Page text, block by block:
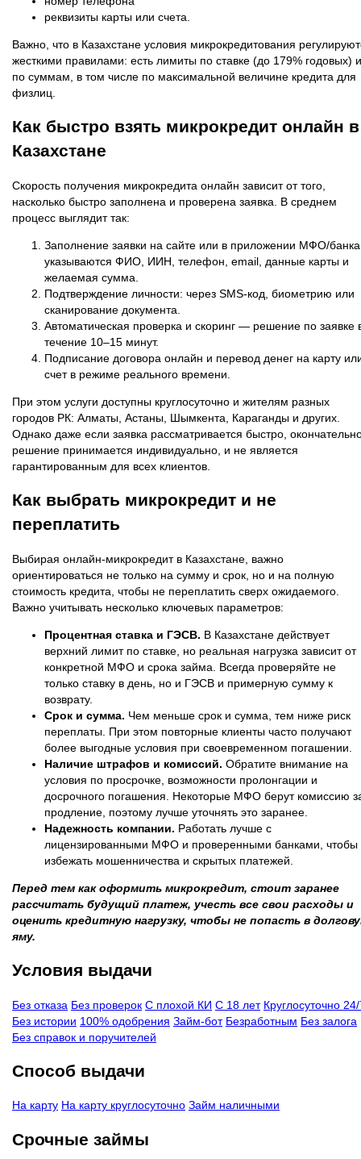
реквизиты карты или счета.
Важно, что в Казахстане условия микрокредитования
жесткими правилами: есть лимиты по ставке (до 179% годовых) и
по суммам, в том числе по максимальной величине кредита для
физлиц.
Как быстро взять микрокредит онлайн в
Казахстане
Скорость получения микрокредита онлайн зависит от того,
насколько быстро заполнена и проверена заявка. В среднем
процесс выглядит так:
Заполнение заявки на сайте или в приложении МФО/
указываются ФИО, ИИН, телефон, email, данные карты и
желаемая сумма.
Подтверждение личности: через SMS‑код, биометрию или
сканирование документа.
Автоматическая проверка и скоринг — решение по заявке
течение 10–15 минут.
Подписание договора онлайн и перевод денег на карту
счет в режиме реального времени.
При этом услуги доступны круглосуточно и жителям разных
городов РК: Алматы, Астаны, Шымкента, Караганды и других.
Однако даже если заявка рассматривается быстро,
решение принимается индивидуально, и не является
гарантированным для всех клиентов.
Как выбрать микрокредит и не
переплатить
Выбирая онлайн‑микрокредит в Казахстане, важно
ориентироваться не только на сумму и срок, но и на полную
стоимость кредита, чтобы не переплатить сверх ожидаемого.
Важно учитывать несколько ключевых параметров:
Процентная ставка и ГЭСВ. В Казахстане действует
верхний лимит по ставке, но реальная нагрузка зависит от
конкретной МФО и срока займа. Всегда проверяйте не
только ставку в день, но и ГЭСВ и примерную сумму к
возврату.
Срок и сумма. Чем меньше срок и сумма, тем ниже риск
переплаты. При этом повторные клиенты часто получают
более выгодные условия при своевременном погашении.
Наличие штрафов и комиссий. Обратите внимание на
условия по просрочке, возможности пролонгации и
досрочного погашения. Некоторые МФО берут комиссию
продление, поэтому лучше уточнять это заранее.
Надежность компании. Работать лучше с
лицензированными МФО и проверенными банками, чтобы
избежать мошенничества и скрытых платежей.
Перед тем как оформить микрокредит, стоит заранее
рассчитать будущий платеж, учесть все свои расходы и
оценить кредитную нагрузку, чтобы не попасть в
яму.
Условия выдачи
Без отказа Без проверок С плохой КИ С 18 лет Круглосуточно
Без истории 100% одобрения Займ-бот Безработным Без залога
Без справок и поручителей
Способ выдачи
На карту На карту круглосуточно Займ наличными
Срочные займы